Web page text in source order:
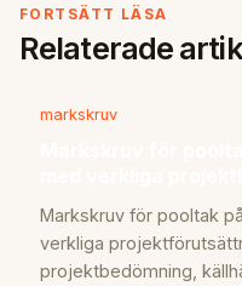
FORTSÄTT LÄSA
Relaterade
markskruv
Markskruv för pooltak
verkliga
projektbedömning,